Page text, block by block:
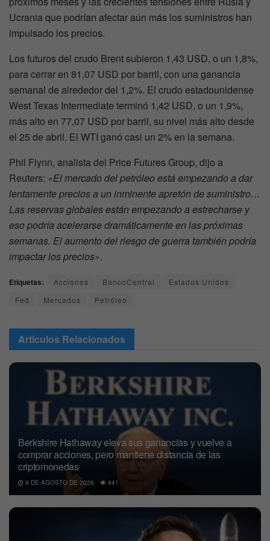
Ucrania que podrían afectar aún más los suministros han
impulsado los precios.
Los futuros del crudo Brent subieron 1,43 USD, o un 1,8%,
para cerrar en 81,07 USD por barril, con una ganancia
semanal de alrededor del 1,2%. El crudo estadounidense
West Texas Intermediate terminó 1,42 USD, o un 1,9%,
más alto en 77,07 USD por barril, su nivel más alto desde
el 25 de abril. El WTI ganó casi un 2% en la semana.
Phil Flynn, analista del Price Futures Group, dijo a
Reuters: «El mercado del petróleo está empezando a dar
lentamente precios a un inminente apretón de suministro…
Las reservas globales están empezando a estrecharse y
eso podría acelerarse dramáticamente en las próximas
semanas. El aumento del riesgo de guerra también podría
impactar los precios».
Etiquetas: Acciones BancoCentral
Estados Unidos
Fed
Mercados Petróleo
Articulos Relacionados
Berkshire Hathaway eleva sus ganancias y vuelve a
comprar acciones, pero mantiene distancia de las
criptomonedas
9 DE AGOSTO DE 2026 841